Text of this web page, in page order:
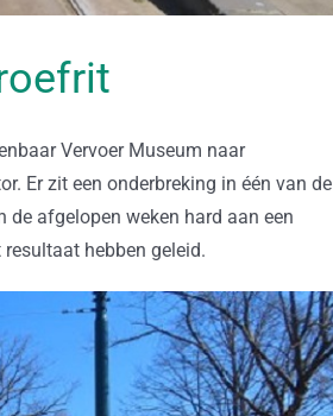
Vervoer Museum naar
Er zit een onderbreking in één van de
de afgelopen weken hard aan een
hebben geleid.